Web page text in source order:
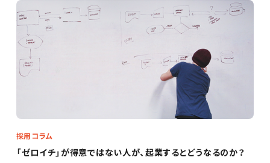
「ゼロイチ」が得意ではない人が、起業するとどうなるのか？
採用コラム